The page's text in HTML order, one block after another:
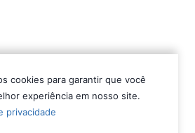
cookies para garantir que você
experiência em nosso site.
privacidade